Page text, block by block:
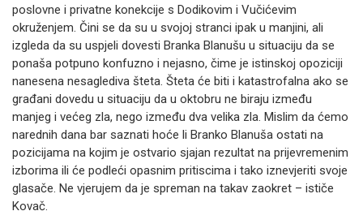
poslovne i privatne konekcije s Dodikovim i Vučićevim
okruženjem. Čini se da su u svojoj stranci ipak u manjini, ali
izgleda da su uspjeli dovesti Branka Blanušu u situaciju da se
ponaša potpuno konfuzno i nejasno, čime je istinskoj opoziciji
nanesena nesaglediva šteta. Šteta će biti i katastrofalna ako se
građani dovedu u situaciju da u oktobru ne biraju između
manjeg i većeg zla, nego između dva velika zla. Mislim da ćemo
narednih dana bar saznati hoće li Branko Blanuša ostati na
pozicijama na kojim je ostvario sjajan rezultat na prijevremenim
izborima ili će podleći opasnim pritiscima i tako iznevjeriti svoje
glasače. Ne vjerujem da je spreman na takav zaokret – ističe
Kovač.